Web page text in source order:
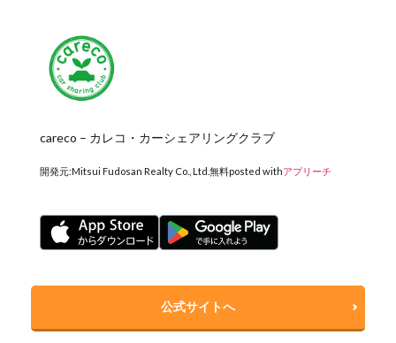
careco – カレコ・カーシェアリングクラブ
開発元:Mitsui Fudosan Realty Co., Ltd. 無料posted withアプリーチ
公式サイトへ